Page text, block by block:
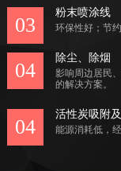
03
粉末喷涂线
环保性好；节
04
除尘、除烟
影响周边居民
的解决方案。
04
活性炭吸附
能源消耗低，